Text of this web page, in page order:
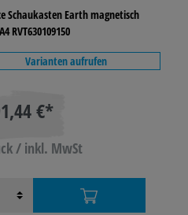
Schaukasten Earth magnetisch
RVT630109150
Varianten aufrufen
€*
/ inkl. MwSt